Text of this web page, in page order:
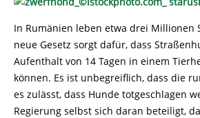
In Rumänien leben etwa drei Millionen
neue Gesetz sorgt dafür, dass
Aufenthalt von 14 Tagen in einem
können. Es ist unbegreiflich, dass die
es zulässt, dass Hunde totgeschlagen
Regierung selbst sich daran beteiligt,